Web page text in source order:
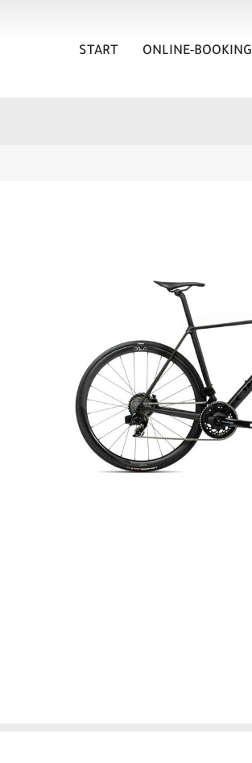
START ONLINE-BOOKING